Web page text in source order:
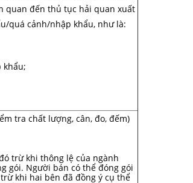
quan đến thủ tục hải quan xuất
quá cảnh/nhập khẩu, như là:
khẩu;
tra chất lượng, cân, đo, đếm)
trừ khi thông lệ của ngành
gói. Người bán có thể đóng gói
khi hai bên đã đồng ý cụ thể